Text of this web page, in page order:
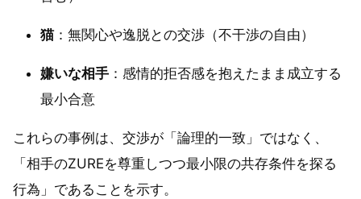
猫：無関心や逸脱との交渉（不干渉の自由）
嫌いな相手 ：感情的拒否感を抱えたまま成立する
最小合意
これらの事例は、交渉が「論理的一致」ではなく、
「相手のZUREを尊重しつつ最小限の共存条件を探る
行為」であることを示す。